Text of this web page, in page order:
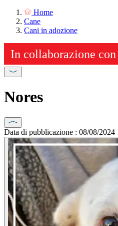
Home
Cane
Cani in adozione
Nores
Data di pubblicazione : 08/08/2024